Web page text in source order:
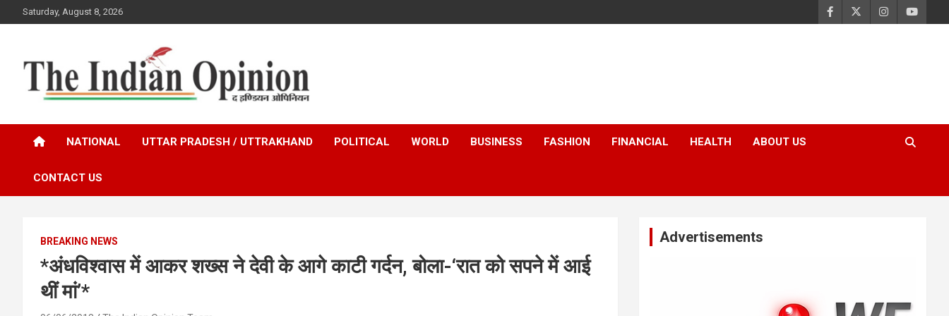
to
Saturday, August 8, 2026
Indian Opinion News
NATIONAL UTTAR PRADESH / UTTRAKHAND POLITICAL WORLD BUSINESS FASHION FINANCIAL HEALTH ABOUT US
CONTACT US
BREAKING NEWS
*अंधविश्वास में आकर शख्स ने देवी के आगे काटी गर्दन, बोला-‘रात को सपने में आई
थीं मां’*
Advertisements